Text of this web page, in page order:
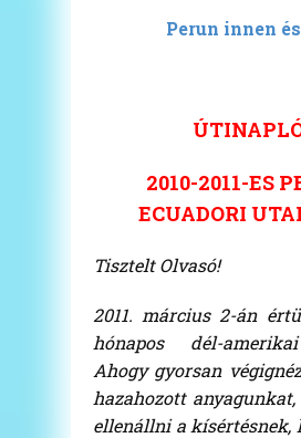
Perun innen
2010-2011-ES
ECUADORI
Tisztelt Olvasó!
2011. március 2-án
hónapos dél-
Ahogy gyorsan
hazahozott
ellenállni a kísértésnek,